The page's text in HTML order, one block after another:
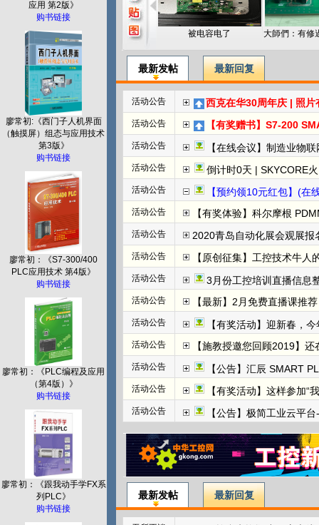
应用 第2版》
购书链接
廖常初:《西门子人机界面
（触摸屏）组态与应用技术
第3版》
购书链接
廖常初：《S7-300/400
PLC应用技术 第4版》
购书链接
廖常初：《PLC编程及应用
（第4版）》
购书链接
廖常初：《跟我动手学FX系
列PLC》
购书链接
被电容电了
最新发帖 最新回复
活动公告 西克在华30周年庆 | 照片
活动公告 【有奖赠书】S7-200 SMART
活动公告 【在线会议】制造业物
活动公告 倒计时0天 | SKYCORE火山湖超级工厂全
活动公告 【预约领10元红包】(在线直播)福
活动公告 【有奖体验】科尔摩根
活动公告 2020青岛自动化展会观展报名
活动公告 【原创征集】工控技术牛
活动公告 3月份工控培训直播信息整
活动公告 【最新】2月免费直播课推
活动公告 【有奖活动】迎新春，
活动公告 【施教授邀您回顾2019】
活动公告 【公告】汇辰 SMART
活动公告 【有奖活动】这样参加“
活动公告 【公告】极简工业云平台-
最新发帖 最新回复